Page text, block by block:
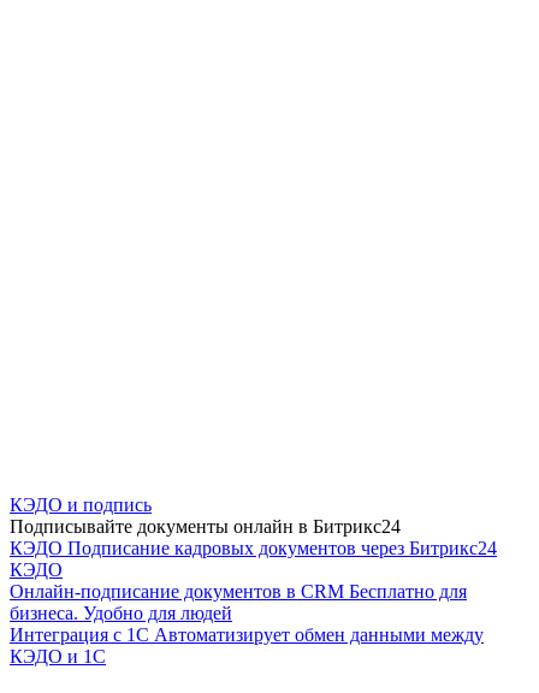
КЭДО и подпись
Подписывайте документы онлайн в Битрикс24
КЭДО Подписание кадровых документов через Битрикс24
КЭДО
Онлайн-подписание документов в CRM Бесплатно для
бизнеса. Удобно для людей
Интеграция с 1С Автоматизирует обмен данными между
КЭДО и 1С